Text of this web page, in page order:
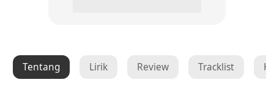
Tentang Lirik Review Tracklist